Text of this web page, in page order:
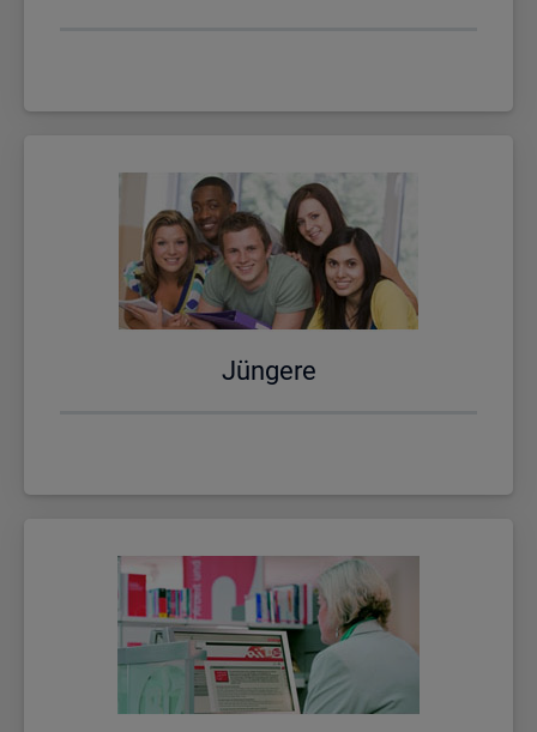
Jün­ge­re